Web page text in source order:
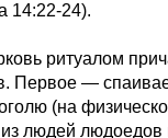
14:22-24).
ритуалом
Первое —
(на
людей людоедов